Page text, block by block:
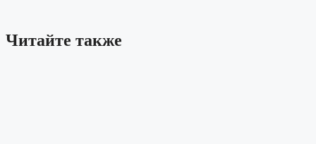
Читайте также